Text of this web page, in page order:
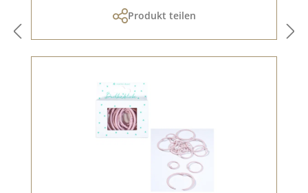
Produkt teilen